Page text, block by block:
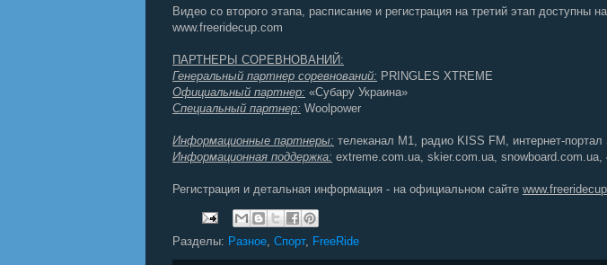
Видео со второго этапа, расписание и регистрация на третий этап доступны
www.freeridecup.com
ПАРТНЕРЫ СОРЕВНОВАНИЙ:
Генеральный партнер соревнований: PRINGLES XTREME
Официальный партнер: «Субару Украина»
Специальный партнер: Woolpower
Информационные партнеры: телеканал М1, радио KISS FM, интернет-
Информационная поддержка: extreme.com.ua, skier.com.ua,
Регистрация и детальная информация - на официальном сайте
Разделы: Разное, Спорт, FreeRide